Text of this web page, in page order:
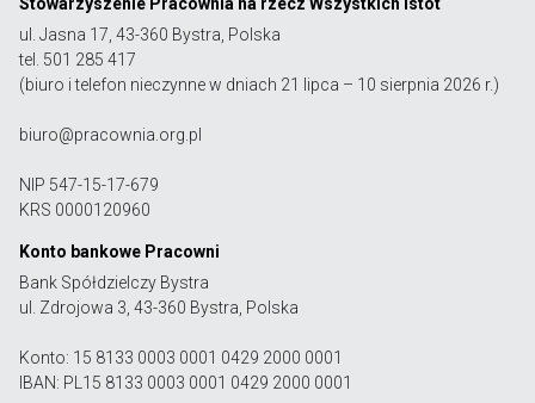
ul. Jasna 17, 43-360 Bystra, Polska
tel. 501 285 417
(biuro i telefon nieczynne w dniach 21 lipca – 10 sierpnia 2026 r.)
biuro@pracownia.org.pl
NIP 547-15-17-679
KRS 0000120960
Konto bankowe Pracowni
Bank Spółdzielczy Bystra
ul. Zdrojowa 3, 43-360 Bystra, Polska
Konto: 15 8133 0003 0001 0429 2000 0001
IBAN: PL15 8133 0003 0001 0429 2000 0001